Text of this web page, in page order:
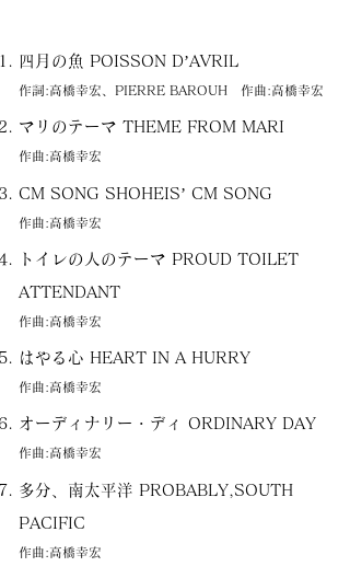
四月の魚 POISSON D’AVRIL
作詞:高橋幸宏、PIERRE BAROUH 作曲:高橋幸宏
マリのテーマ THEME FROM MARI
作曲:高橋幸宏
CM SONG SHOHEIS’ CM SONG
作曲:高橋幸宏
トイレの人のテーマ PROUD TOILET
ATTENDANT
作曲:高橋幸宏
はやる心 HEART IN A HURRY
作曲:高橋幸宏
オーディナリー・ディ ORDINARY DAY
作曲:高橋幸宏
多分、南太平洋 PROBABLY,SOUTH
PACIFIC
作曲:高橋幸宏